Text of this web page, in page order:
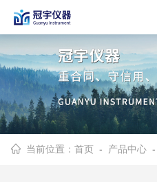
当前位置：首页 - 产品中心 -